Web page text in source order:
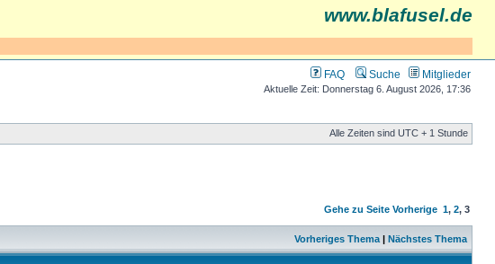
www.blafusel.de
FAQ Suche Mitglieder
Aktuelle Zeit: Donnerstag 6. August 2026, 17:36
Alle Zeiten sind UTC + 1 Stunde
Gehe zu Seite Vorherige 1, 2, 3
Vorheriges Thema | Nächstes Thema